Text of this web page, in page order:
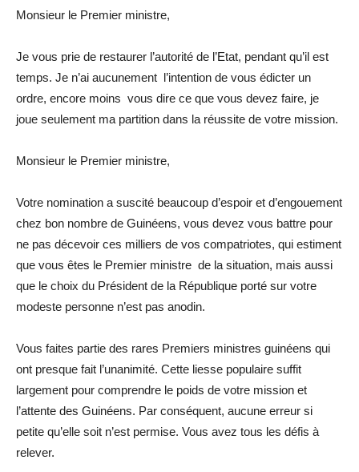
Monsieur le Premier ministre,
Je vous prie de restaurer l’autorité de l’Etat, pendant qu’il est
temps. Je n’ai aucunement l’intention de vous édicter un
ordre, encore moins vous dire ce que vous devez faire, je
joue seulement ma partition dans la réussite de votre mission.
Monsieur le Premier ministre,
Votre nomination a suscité beaucoup d’espoir et d’engouement
chez bon nombre de Guinéens, vous devez vous battre pour
ne pas décevoir ces milliers de vos compatriotes, qui estiment
que vous êtes le Premier ministre de la situation, mais aussi
que le choix du Président de la République porté sur votre
modeste personne n’est pas anodin.
Vous faites partie des rares Premiers ministres guinéens qui
ont presque fait l’unanimité. Cette liesse populaire suffit
largement pour comprendre le poids de votre mission et
l’attente des Guinéens. Par conséquent, aucune erreur si
petite qu’elle soit n’est permise. Vous avez tous les défis à
relever.